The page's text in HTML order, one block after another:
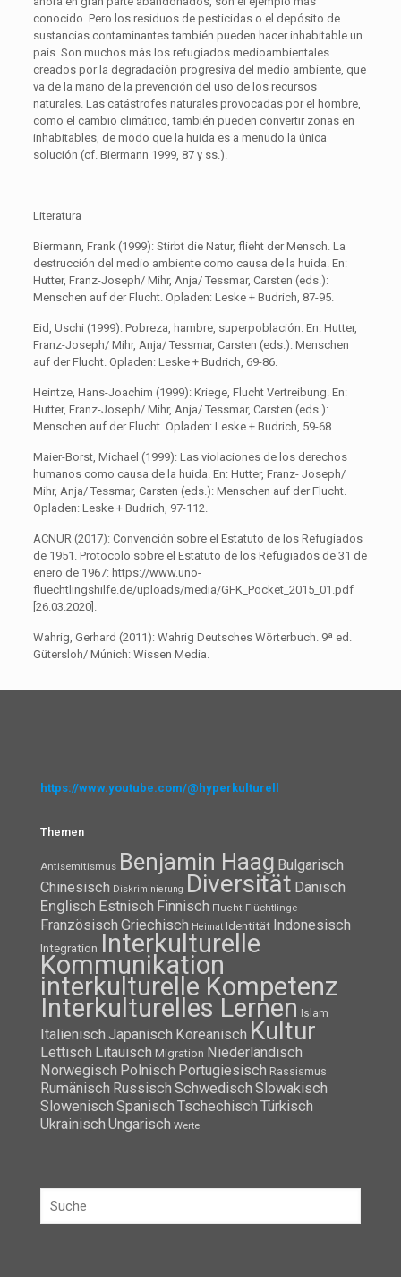
conocido. Pero los residuos de pesticidas o el depósito de
sustancias contaminantes también pueden hacer inhabitable un
país. Son muchos más los refugiados medioambientales
creados por la degradación progresiva del medio ambiente, que
va de la mano de la prevención del uso de los recursos
naturales. Las catástrofes naturales provocadas por el hombre,
como el cambio climático, también pueden convertir zonas en
inhabitables, de modo que la huida es a menudo la única
solución (cf. Biermann 1999, 87 y ss.).
Literatura
Biermann, Frank (1999): Stirbt die Natur, flieht der Mensch. La
destrucción del medio ambiente como causa de la huida. En:
Hutter, Franz-Joseph/ Mihr, Anja/ Tessmar, Carsten (eds.):
Menschen auf der Flucht. Opladen: Leske + Budrich, 87-95.
Eid, Uschi (1999): Pobreza, hambre, superpoblación. En: Hutter,
Franz-Joseph/ Mihr, Anja/ Tessmar, Carsten (eds.): Menschen
auf der Flucht. Opladen: Leske + Budrich, 69-86.
Heintze, Hans-Joachim (1999): Kriege, Flucht Vertreibung. En:
Hutter, Franz-Joseph/ Mihr, Anja/ Tessmar, Carsten (eds.):
Menschen auf der Flucht. Opladen: Leske + Budrich, 59-68.
Maier-Borst, Michael (1999): Las violaciones de los derechos
humanos como causa de la huida. En: Hutter, Franz- Joseph/
Mihr, Anja/ Tessmar, Carsten (eds.): Menschen auf der Flucht.
Opladen: Leske + Budrich, 97-112.
ACNUR (2017): Convención sobre el Estatuto de los Refugiados
de 1951. Protocolo sobre el Estatuto de los Refugiados de 31 de
enero de 1967: https://www.uno-
fluechtlingshilfe.de/uploads/media/GFK_Pocket_2015_01.pdf
[26.03.2020].
Wahrig, Gerhard (2011): Wahrig Deutsches Wörterbuch. 9ª ed.
Gütersloh/ Múnich: Wissen Media.
https://www.youtube.com/@hyperkulturell
Themen
Antisemitismus Benjamin Haag Bulgarisch
Chinesisch Diskriminierung Diversität Dänisch
Englisch Estnisch Finnisch Flucht Flüchtlinge
Französisch Griechisch Heimat Identität Indonesisch
Integration Interkulturelle
Kommunikation
interkulturelle Kompetenz
Interkulturelles Lernen Islam
Italienisch Japanisch Koreanisch Kultur
Lettisch Litauisch Migration Niederländisch
Norwegisch Polnisch Portugiesisch Rassismus
Rumänisch Russisch Schwedisch Slowakisch
Slowenisch Spanisch Tschechisch Türkisch
Ukrainisch Ungarisch Werte